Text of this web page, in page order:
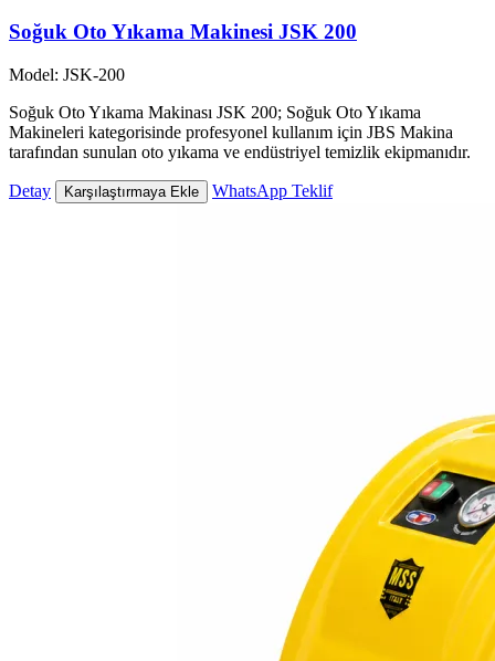
Soğuk Oto Yıkama Makinesi JSK 200
Model: JSK-200
Soğuk Oto Yıkama Makinası JSK 200; Soğuk Oto Yıkama
Makineleri kategorisinde profesyonel kullanım için JBS Makina
tarafından sunulan oto yıkama ve endüstriyel temizlik ekipmanıdır.
Detay Karşılaştırmaya Ekle WhatsApp Teklif